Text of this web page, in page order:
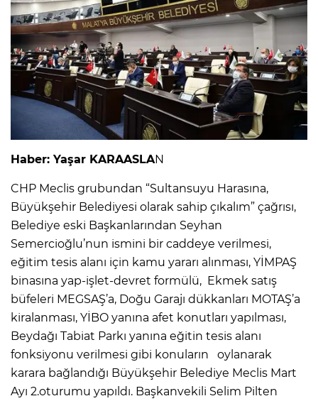
Haber: Yaşar KARAASLAN
CHP Meclis grubundan “Sultansuyu Harasına,
Büyükşehir Belediyesi olarak sahip çıkalım” çağrısı,
Belediye eski Başkanlarından Seyhan
Semercioğlu’nun ismini bir caddeye verilmesi,
eğitim tesis alanı için kamu yararı alınması, YİMPAŞ
binasına yap-işlet-devret formülü, Ekmek satış
büfeleri MEGSAŞ’a, Doğu Garajı dükkanları MOTAŞ’a
kiralanması, YİBO yanına afet konutları yapılması,
Beydağı Tabiat Parkı yanına eğitin tesis alanı
fonksiyonu verilmesi gibi konuların oylanarak
karara bağlandığı Büyükşehir Belediye Meclis Mart
Ayı 2.oturumu yapıldı. Başkanvekili Selim Pilten